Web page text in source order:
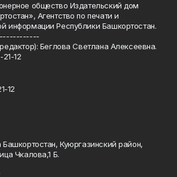
общество Издательский дом
Агентство по печати и
информации Республики Башкортостан.
Беглова Светлана Алексеевна.
12
12
Куюргазинский район,
Чкалова,1 Б.